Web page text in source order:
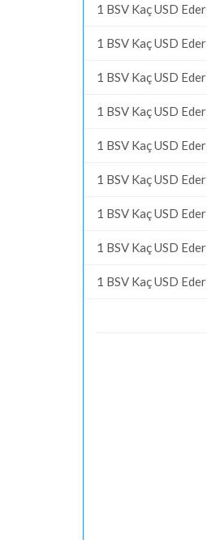
1 BSV Kaç USD Eder
1 BSV Kaç USD Eder
1 BSV Kaç USD Eder
1 BSV Kaç USD Eder
1 BSV Kaç USD Eder
1 BSV Kaç USD Eder
1 BSV Kaç USD Eder
1 BSV Kaç USD Eder
1 BSV Kaç USD Eder